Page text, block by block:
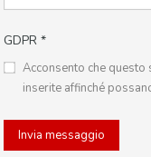
GDPR *
Acconsento che
inserite affinché